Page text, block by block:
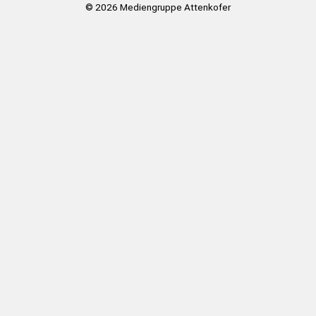
© 2026 Mediengruppe Attenkofer